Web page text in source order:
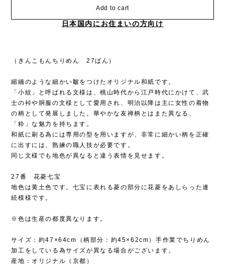
Add to cart
日本国内にお住まいの方向け
（きんこもんちりめん 27ばん）
縮緬のような細かい皺をつけたオリジナル和紙です。
「小紋」と呼ばれる文様は、桃山時代から江戸時代にかけて、武
士の裃や胴服の文様として愛用され、明治以降は主に女性の着物
の柄として発展しました。華やかな友禅柄とはまた異なる、
「粋」な魅力を持ちます。
和紙に刷る為には専用の型を用いますが、非常に細かい柄を正確
に出すには、熟練の職人技が必要です。
同じ文様でも地色が異なると違う表情を見せます。
27番 花菱七宝
地色は黄土色です。七宝に表れる菱の部分に花菱をあしらった連
続模様です。
※色は生産の都度異なります。
サイズ：約47×64cm（柄部分：約45×62cm）手作業でちりめん
加工をしている為サイズが異なる場合がございます。
産地：オリジナル（京都）